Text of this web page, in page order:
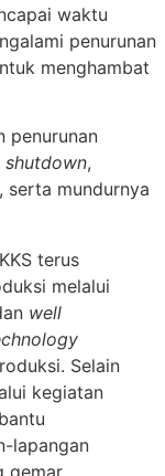
waktu
penurunan
menghambat
penurunan
shutdown,
serta mundurnya
terus
melalui
well
Selain
kegiatan
lapangan